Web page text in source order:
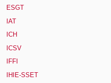
ESGT
IAT
ICH
ICSV
IFFI
IHIE-SSET